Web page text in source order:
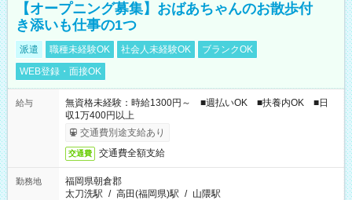
【オープニング募集】おばあちゃんのお散歩付
き添いも仕事の1つ
派遣 職種未経験OK 社会人未経験OK
ブランクOK
WEB登録・面接OK
給与
無資格未経験：時給1300円～ ■週払いOK ■扶養内OK ■日
収1万400円以上
交通費別途支給あり
交通費 交通費全額支給
勤務地
福岡県朝倉郡
太刀洗駅 / 高田(福岡県)駅 / 山隈駅